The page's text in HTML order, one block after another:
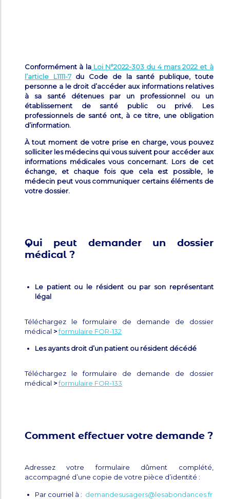
Conformément à laLoi N°2022-303 du 4 mars 2022 et à
l’article L1111-7du Code de la santé publique, toute
personne a le droit d’accéder aux informations relatives
à sa santé détenues par un professionnel ou un
établissement de santé public ou privé. Les
professionnels de santé ont, à ce titre, une obligation
d’information.
À tout moment de votre prise en charge, vous pouvez
solliciter les médecins qui vous suivent pour accéder aux
informations médicales vous concernant. Lors de cet
échange, et chaque fois que cela est possible, le
médecin peut vous communiquer certains éléments de
votre dossier.
Qui peut demander un dossier
médical ?
Le patient ou le résident ou par son représentant
légal
Téléchargez le formulaire de demande de dossier
médical >formulaire FOR-132
Les ayants droit d’un patient ou résident décédé
Téléchargez le formulaire de demande de dossier
médical >formulaire FOR-133
Comment effectuer votre demande ?
Adressez votre formulaire dûment complété,
accompagné d’une copie de votre pièce d’identité :
Par courriel à : demandesusagers@lesabondances.fr